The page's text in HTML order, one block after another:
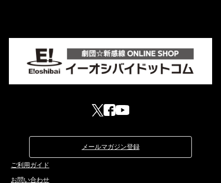
メールマガジン登録
ご利用ガイド
お問い合わせ